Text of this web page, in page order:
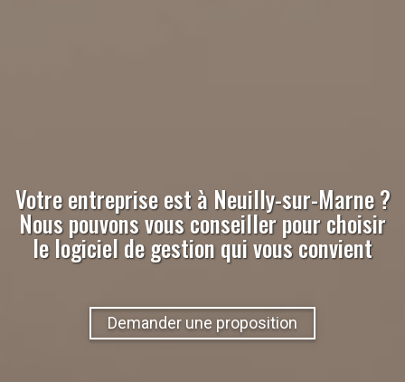
Votre entreprise est à Neuilly-sur-Marne?
Nous pouvons vous conseiller pour choisir
le logiciel de gestion qui vous convient
Demander une proposition